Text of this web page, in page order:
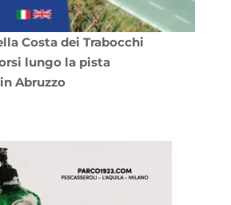
Costa dei Trabocchi
lungo la pista
Abruzzo